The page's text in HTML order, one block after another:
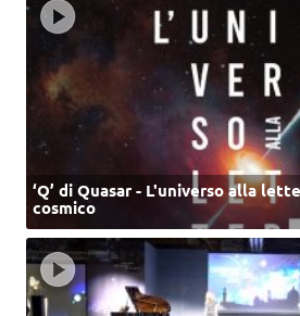
‘Q’ di Quasar - L'universo alla
cosmico